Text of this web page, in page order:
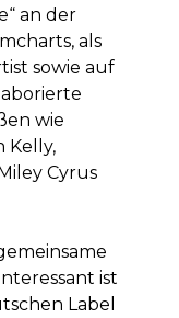
an der
als
sowie auf
wie
Kelly,
Cyrus
ist
Label